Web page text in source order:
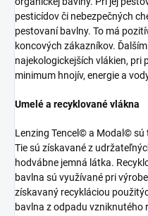
pesticídov či nebezpečných
pestovaní bavlny. To má
koncových zákazníkov.
najekologickejších vlákien, pri
minimum hnojív, energie a
Umelé a recyklované vlákna
Lenzing Tencel© a Modal© sú
Tie sú získavané z
hodvábne jemná látka.
bavlna sú využívané pri
získavaný recykláciou
bavlna z odpadu vzniknutého